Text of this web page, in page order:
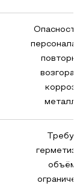
Опасность
персонала,
объёма,